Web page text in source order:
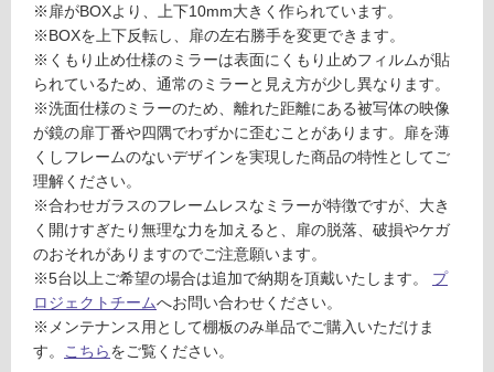
要
※
商
品
仕
様
欄
を
ご
確
認
く
だ
さ
い
※扉がBOXより、上下10mm大きく作られています。
※BOXを上下反転し、扉の左右勝手を変更できます。
※くもり止め仕様のミラーは表面にくもり止めフィルムが貼
られているため、通常のミラーと見え方が少し異なります。
※洗面仕様のミラーのため、離れた距離にある被写体の映像
が鏡の扉丁番や四隅でわずかに歪むことがあります。扉を薄
くしフレームのないデザインを実現した商品の特性としてご
理解ください。
※合わせガラスのフレームレスなミラーが特徴ですが、大き
く開けすぎたり無理な力を加えると、扉の脱落、破損やケガ
のおそれがありますのでご注意願います。
※5台以上ご希望の場合は追加で納期を頂戴いたします。 プ
ロジェクトチームへお問い合わせください。
※メンテナンス用として棚板のみ単品でご購入いただけま
す。
こちらをご覧ください。